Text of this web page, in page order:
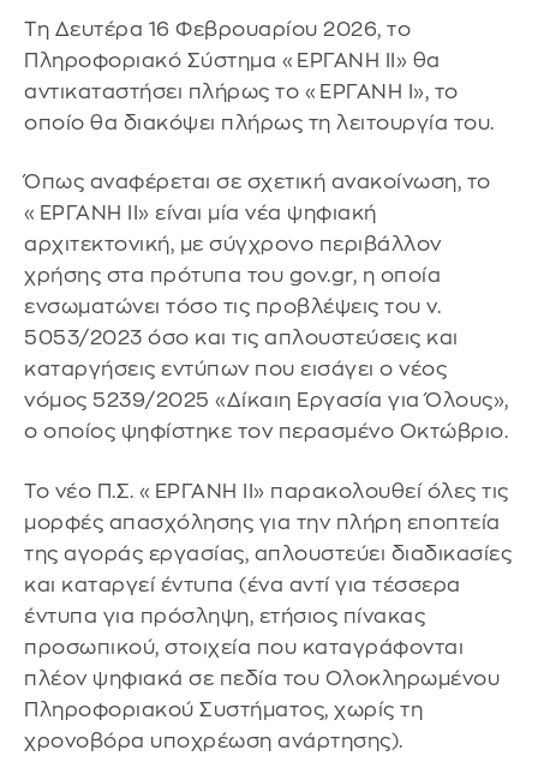
Τη Δευτέρα 16 Φεβρουαρίου 2026, το
Πληροφοριακό Σύστημα «ΕΡΓΑΝΗ ΙΙ» θα
αντικαταστήσει πλήρως το «ΕΡΓΑΝΗ Ι», το
οποίο θα διακόψει πλήρως τη λειτουργία του.
Όπως αναφέρεται σε σχετική ανακοίνωση, το
«ΕΡΓΑΝΗ ΙΙ» είναι μία νέα ψηφιακή
αρχιτεκτονική, με σύγχρονο περιβάλλον
χρήσης στα πρότυπα του gov.gr, η οποία
ενσωματώνει τόσο τις προβλέψεις του ν.
5053/2023 όσο και τις απλουστεύσεις και
καταργήσεις εντύπων που εισάγει ο νέος
νόμος 5239/2025 «Δίκαιη Εργασία για Όλους»,
ο οποίος ψηφίστηκε τον περασμένο Οκτώβριο.
Το νέο Π.Σ. «ΕΡΓΑΝΗ ΙΙ» παρακολουθεί όλες τις
μορφές απασχόλησης για την πλήρη εποπτεία
της αγοράς εργασίας, απλουστεύει διαδικασίες
και καταργεί έντυπα (ένα αντί για τέσσερα
έντυπα για πρόσληψη, ετήσιος πίνακας
προσωπικού, στοιχεία που καταγράφονται
πλέον ψηφιακά σε πεδία του Ολοκληρωμένου
Πληροφοριακού Συστήματος, χωρίς τη
χρονοβόρα υποχρέωση ανάρτησης).